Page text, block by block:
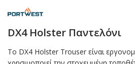
DX4 Holster Παντελόνι
Το DX4 Holster Trouser είναι